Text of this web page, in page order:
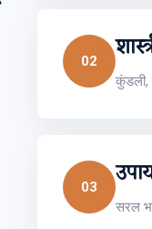
02
कुंडली,
03
सरल